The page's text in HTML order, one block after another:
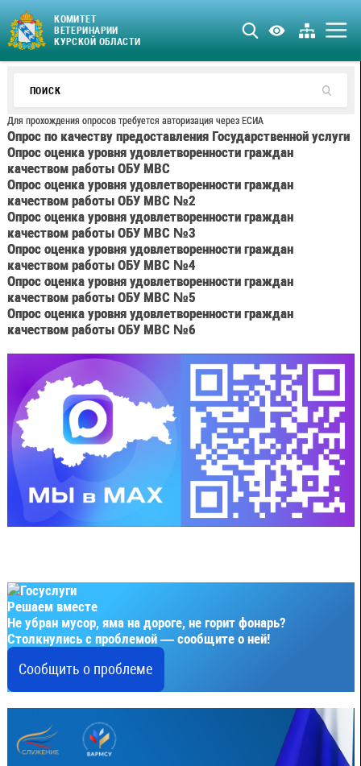
КОМИТЕТ
ВЕТЕРИНАРИИ
КУРСКОЙ ОБЛАСТИ
Для прохождения опросов требуется авторизация через ЕСИА
Опрос по качеству предоставления Государственной услуги
Опрос оценка уровня удовлетворенности граждан
качеством работы ОБУ МВС
Опрос оценка уровня удовлетворенности граждан
качеством работы ОБУ МВС №2
Опрос оценка уровня удовлетворенности граждан
качеством работы ОБУ МВС №3
Опрос оценка уровня удовлетворенности граждан
качеством работы ОБУ МВС №4
Опрос оценка уровня удовлетворенности граждан
качеством работы ОБУ МВС №5
Опрос оценка уровня удовлетворенности граждан
качеством работы ОБУ МВС №6
Решаем вместе
Не убран мусор, яма на дороге, не горит фонарь?
Столкнулись с проблемой — сообщите о ней!
Сообщить о проблеме